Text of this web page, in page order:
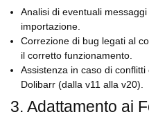
Analisi di eventuali
importazione.
Correzione di bug legati al
il corretto funzionamento.
Assistenza in caso di
Dolibarr (dalla v11 alla v20).
3. Adattamento ai